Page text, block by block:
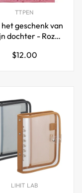
TTPEN
geschenk van
dochter - Roze
mama
Normale
$12.00
LIHIT LAB